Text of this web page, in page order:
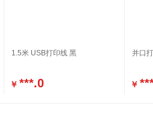
1.5米 USB打印线 黑
￥ ***.0
并口
￥